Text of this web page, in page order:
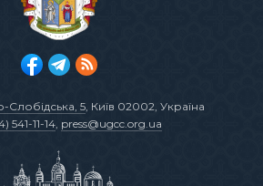
Слобідська, 5, Київ 02002, Україна
541-11-14, press@ugcc.org.ua